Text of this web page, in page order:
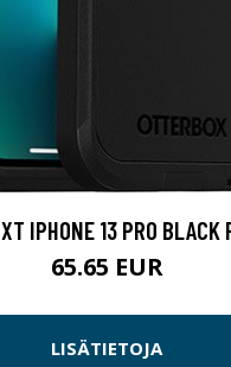
IPHONE 13 PRO BLACK
65.65 EUR
LISÄTIETOJA